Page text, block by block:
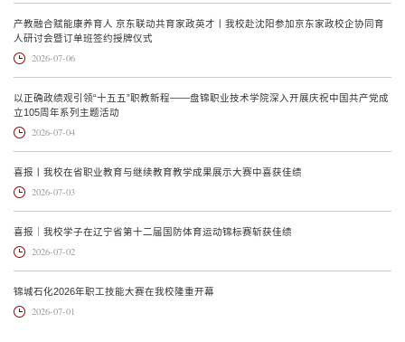
产教融合赋能康养育人 京东联动共育家政英才丨我校赴沈阳参加京东家政校企协同育
人研讨会暨订单班签约授牌仪式
2026-07-06
以正确政绩观引领“十五五”职教新程——盘锦职业技术学院深入开展庆祝中国共产党成
立105周年系列主题活动
2026-07-04
喜报丨我校在省职业教育与继续教育教学成果展示大赛中喜获佳绩
2026-07-03
喜报｜我校学子在辽宁省第十二届国防体育运动锦标赛斩获佳绩
2026-07-02
锦城石化2026年职工技能大赛在我校隆重开幕
2026-07-01